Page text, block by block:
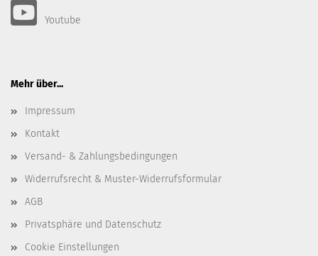
Youtube
Mehr über...
Impressum
Kontakt
Versand- & Zahlungsbedingungen
Widerrufsrecht & Muster-Widerrufsformular
AGB
Privatsphäre und Datenschutz
Cookie Einstellungen